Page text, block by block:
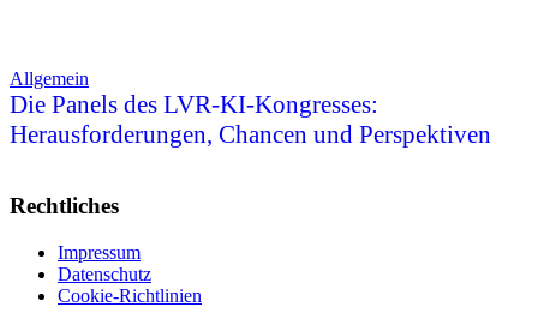
Allgemein
Die Panels des LVR-KI-Kongresses:
Herausforderungen, Chancen und Perspektiven
Rechtliches
Impressum
Datenschutz
Cookie-Richtlinien